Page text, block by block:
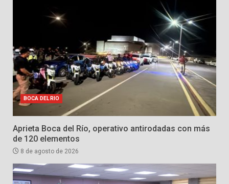
BOCA DEL RIO
Aprieta Boca del Río, operativo antirodadas con más
de 120 elementos
8 de agosto de 2026